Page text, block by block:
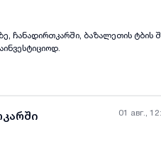
ჩანადირთკარში, ბაზალეთის ტბის
01 авг.,